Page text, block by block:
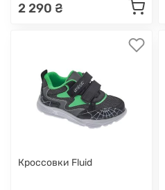
2 290 ₴
Кроссовки Fluid